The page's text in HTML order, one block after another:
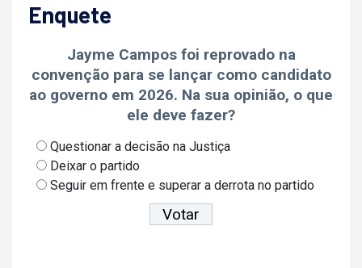
Enquete
Jayme Campos foi reprovado na
convenção para se lançar como candidato
ao governo em 2026. Na sua opinião, o que
ele deve fazer?
Questionar a decisão na Justiça
Deixar o partido
Seguir em frente e superar a derrota no partido